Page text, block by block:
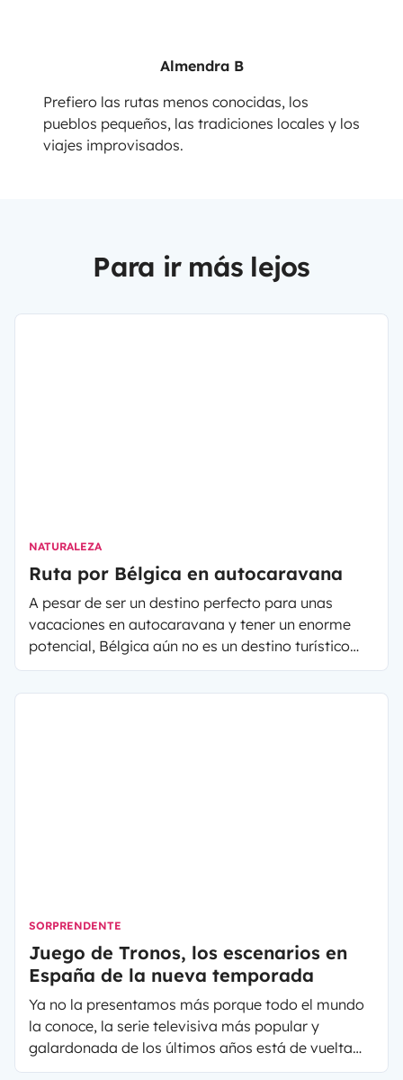
Almendra B
Prefiero las rutas menos conocidas, los
pueblos pequeños, las tradiciones locales y los
viajes improvisados.
Para ir más lejos
NATURALEZA
Ruta por Bélgica en autocaravana
A pesar de ser un destino perfecto para unas
vacaciones en autocaravana y tener un enorme
potencial, Bélgica aún no es un destino turístico
tan popular.
SORPRENDENTE
Juego de Tronos, los escenarios en
España de la nueva temporada
Ya no la presentamos más porque todo el mundo
la conoce, la serie televisiva más popular y
galardonada de los últimos años está de vuelta
para el gran placer de muchos de vosotros.